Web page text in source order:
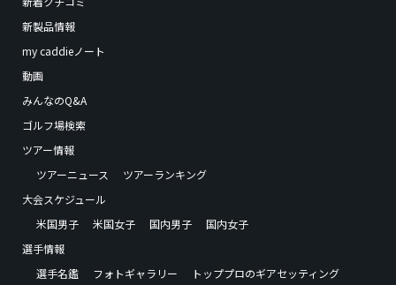
新製品情報
my caddieノート
動画
みんなのQ&A
ゴルフ場検索
ツアー情報
ツアーニュース
ツアーランキング
大会スケジュール
米国男子
米国女子 国内男子
国内女子
選手情報
選手名鑑
フォトギャラリー トッププロのギアセッティング